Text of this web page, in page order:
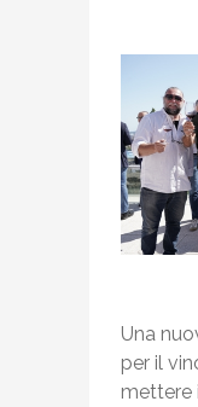
Una
per il
mettere